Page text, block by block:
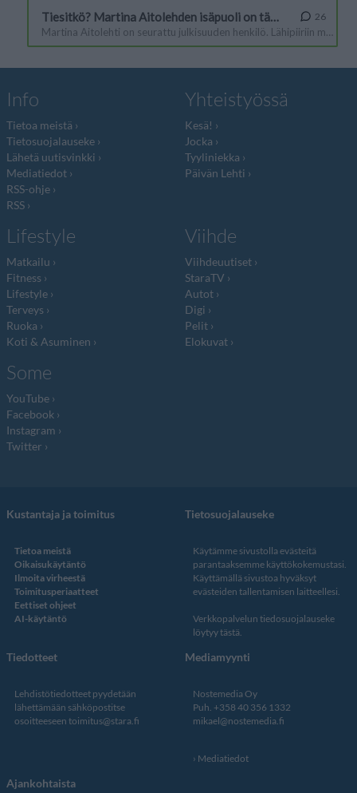
Info
Tietoa meistä
Tietosuojalauseke
Lähetä uutisvinkki
Mediatiedot
RSS-ohje
RSS
Yhteistyössä
Kesä!
Jocka
Tyyliniekka
Päivän Lehti
Lifestyle
Matkailu
Fitness
Lifestyle
Terveys
Ruoka
Koti & Asuminen
Viihde
Viihdeuutiset
StaraTV
Autot
Digi
Pelit
Elokuvat
Some
YouTube
Facebook
Instagram
Twitter
Kustantaja ja toimitus
Tietoa meistä
Oikaisukäytäntö
Ilmoita virheestä
Toimitusperiaatteet
Eettiset ohjeet
AI-käytäntö
Tietosuojalauseke
Käytämme sivustolla evästeitä
parantaaksemme käyttökokemustasi.
Käyttämällä sivustoa hyväksyt
evästeiden tallentamisen laitteellesi.
Verkkopalvelun tiedosuojalauseke
löytyy tästä.
Tiedotteet
Lehdistötiedotteet pyydetään
lähettämään sähköpostitse
osoitteeseen toimitus@stara.fi
Mediamyynti
Nostemedia Oy
Puh. +358 40 356 1332
mikael@nostemedia.fi
Mediatiedot
Ajankohtaista